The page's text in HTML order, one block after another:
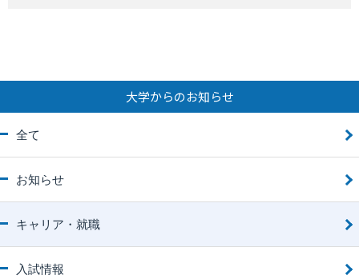
大学からのお知らせ
全て
お知らせ
キャリア・就職
入試情報